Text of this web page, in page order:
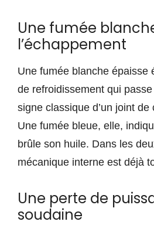
Une fumée
l’échappement
Une fumée blanche épaisse
de refroidissement qui
signe classique d’un joint
Une fumée bleue, elle,
brûle son huile. Dans les
mécanique interne est déjà
Une perte de
soudaine